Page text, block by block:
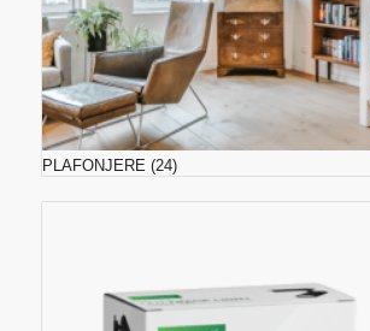
PLAFONJERE (24)